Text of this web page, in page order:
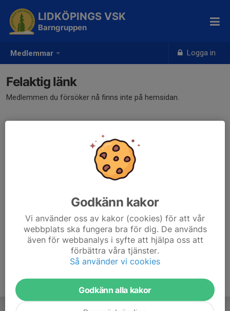
Medlemmar Logga in
LIDKÖPINGS VSK
Barngruppen
Felaktig länk
Medlemmen du försöker nå finns inte på hemsidan.
Godkänn kakor
Vi använder oss av kakor (cookies) för att vår
webbplats ska fungera bra för dig. De används
även för webbanalys i syfte att hjälpa oss att
förbättra våra tjänster.
Så använder vi cookies
Godkänn alla kakor